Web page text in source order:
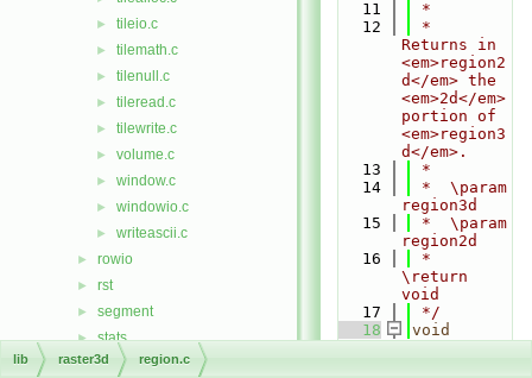
► tileio.c
► tilemath.c
► tilenull.c
► tileread.c
► tilewrite.c
► volume.c
► window.c
► windowio.c
► writeascii.c
► rowio
► rst
► segment
► stats
► symbol
   11
*
   12
*
Returns in
<em>region2
d</em> the
<em>2d</em>
portion of
<em>region3
d</em>.
   13
*
   14
*  \param
region3d
   15
*  \param
region2d
   16
*
\return
void
   17
*/
   18
void
lib raster3d region.c